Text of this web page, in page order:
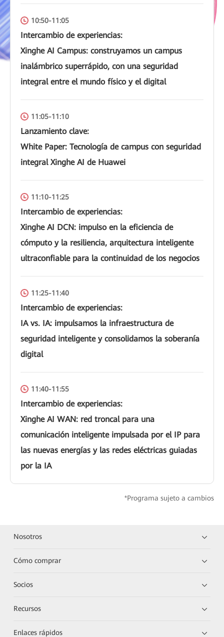
10:50-11:05
Intercambio de experiencias:
Xinghe AI Campus: construyamos un campus
inalámbrico superrápido, con una seguridad
integral entre el mundo físico y el digital
11:05-11:10
Lanzamiento clave:
White Paper: Tecnología de campus con seguridad
integral Xinghe AI de Huawei
11:10-11:25
Intercambio de experiencias:
Xinghe AI DCN: impulso en la eficiencia de
cómputo y la resiliencia, arquitectura inteligente
ultraconfiable para la continuidad de los negocios
11:25-11:40
Intercambio de experiencias:
IA vs. IA: impulsamos la infraestructura de
seguridad inteligente y consolidamos la soberanía
digital
11:40-11:55
Intercambio de experiencias:
Xinghe AI WAN: red troncal para una
comunicación inteligente impulsada por el IP para
las nuevas energías y las redes eléctricas guiadas
por la IA
*Programa sujeto a cambios
Nosotros
Cómo comprar
Socios
Recursos
Enlaces rápidos